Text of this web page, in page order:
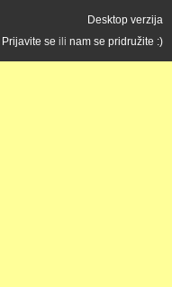
Desktop verzija
Prijavite se ili nam se pridružite :)